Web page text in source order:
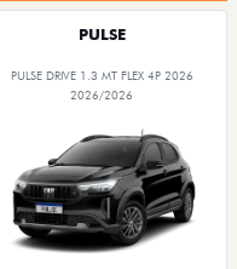
PULSE
PULSE DRIVE 1.3 MT FLEX 4P 2026
2026/2026